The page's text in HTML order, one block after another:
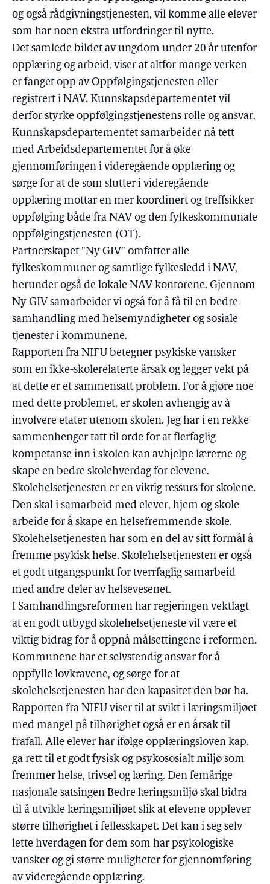
og også rådgivningstjenesten, vil komme alle elever
som har noen ekstra utfordringer til nytte.
Det samlede bildet av ungdom under 20 år utenfor
opplæring og arbeid, viser at altfor mange verken
er fanget opp av Oppfølgingstjenesten eller
registrert i NAV. Kunnskapsdepartementet vil
derfor styrke oppfølgingstjenestens rolle og ansvar.
Kunnskapsdepartementet samarbeider nå tett
med Arbeidsdepartementet for å øke
gjennomføringen i videregående opplæring og
sørge for at de som slutter i videregående
opplæring mottar en mer koordinert og treffsikker
oppfølging både fra NAV og den fylkeskommunale
oppfølgingstjenesten (OT).
Partnerskapet "Ny GIV" omfatter alle
fylkeskommuner og samtlige fylkesledd i NAV,
herunder også de lokale NAV kontorene. Gjennom
Ny GIV samarbeider vi også for å få til en bedre
samhandling med helsemyndigheter og sosiale
tjenester i kommunene.
Rapporten fra NIFU betegner psykiske vansker
som en ikke-skolerelaterte årsak og legger vekt på
at dette er et sammensatt problem. For å gjøre noe
med dette problemet, er skolen avhengig av å
involvere etater utenom skolen. Jeg har i en rekke
sammenhenger tatt til orde for at flerfaglig
kompetanse inn i skolen kan avhjelpe lærerne og
skape en bedre skolehverdag for elevene.
Skolehelsetjenesten er en viktig ressurs for skolene.
Den skal i samarbeid med elever, hjem og skole
arbeide for å skape en helsefremmende skole.
Skolehelsetjenesten har som en del av sitt formål å
fremme psykisk helse. Skolehelsetjenesten er også
et godt utgangspunkt for tverrfaglig samarbeid
med andre deler av helsevesenet.
I Samhandlingsreformen har regjeringen vektlagt
at en godt utbygd skolehelsetjeneste vil være et
viktig bidrag for å oppnå målsettingene i reformen.
Kommunene har et selvstendig ansvar for å
oppfylle lovkravene, og sørge for at
skolehelsetjenesten har den kapasitet den bør ha.
Rapporten fra NIFU viser til at svikt i læringsmiljøet
med mangel på tilhørighet også er en årsak til
frafall. Alle elever har ifølge opplæringsloven kap.
ga rett til et godt fysisk og psykososialt miljø som
fremmer helse, trivsel og læring. Den femårige
nasjonale satsingen Bedre læringsmiljø skal bidra
til å utvikle læringsmiljøet slik at elevene opplever
større tilhørighet i fellesskapet. Det kan i seg selv
lette hverdagen for dem som har psykologiske
vansker og gi større muligheter for gjennomføring
av videregående opplæring.